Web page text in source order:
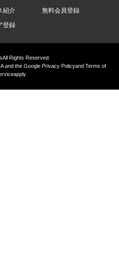
紹介
無料会員登録
登録
All Rights Reserved.
and the GooglePrivacy Policyand Terms of
apply.